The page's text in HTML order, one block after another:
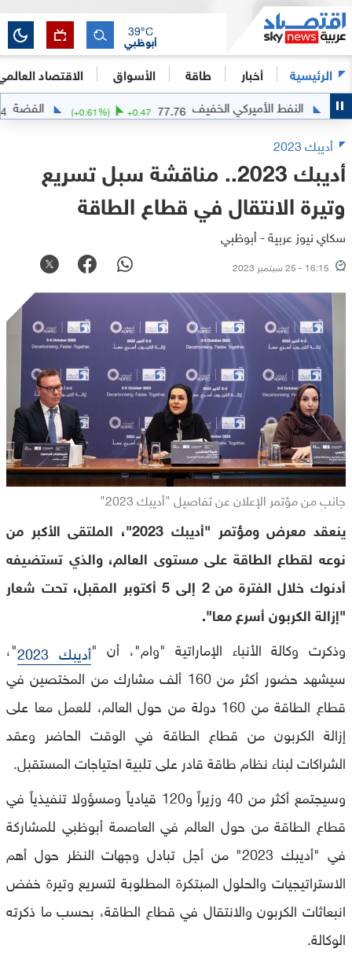
الرئيسية أخبار طاقة الأسواق الاقتصاد
أبوظبي
39°C
الأميركي الخفيف 77.76
+0.47
(+0.61%) الفضة 63.5704
أديبك 2023
أديبك 2023.. مناقشة سبل تسريع
وتيرة الانتقال في قطاع الطاقة
سكاي نيوز عربية - أبوظبي
16:15 - 25 سبتمبر 2023
جانب من مؤتمر الإعلان عن تفاصيل "أديبك 2023"
ينعقد معرض ومؤتمر "أديبك 2023"، الملتقى الأكبر من
نوعه لقطاع الطاقة على مستوى العالم، والذي تستضيفه
أدنوك خلال الفترة من 2 إلى 5 أكتوبر المقبل، تحت شعار
"إزالة الكربون أسرع معا".
وذكرت وكالة الأنباء الإماراتية "وام"، أن "أديبك 2023
"،
سيشهد حضور أكثر من 160 ألف مشارك من المختصين في
قطاع الطاقة من 160 دولة من حول العالم، للعمل معا على
إزالة الكربون من قطاع الطاقة في الوقت الحاضر وعقد
الشراكات لبناء نظام طاقة قادر على تلبية احتياجات المستقبل.
وسيجتمع أكثر من 40 وزيراً و120 قيادياً ومسؤولا تنفيذياً في
قطاع الطاقة من حول العالم في العاصمة أبوظبي للمشاركة
في "أديبك 2023" من أجل تبادل وجهات النظر حول أهم
الاستراتيجيات والحلول المبتكرة المطلوبة لتسريع وتيرة خفض
انبعاثات الكربون والانتقال في قطاع الطاقة، بحسب ما ذكرته
الوكالة.